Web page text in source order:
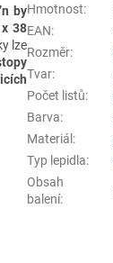
by
38
lze
Hmotnost:
EAN:
Rozměr:
Tvar:
Počet listů:
Barva:
Materiál :
Typ lepidla:
Obsah
balení: